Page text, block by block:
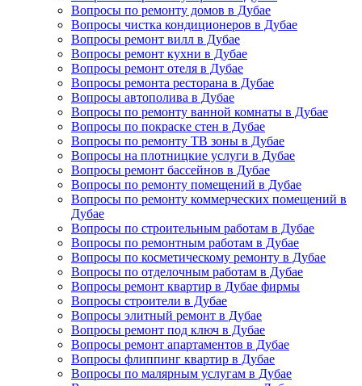
Вопросы по ремонту домов в Дубае
Вопросы чистка кондиционеров в Дубае
Вопросы ремонт вилл в Дубае
Вопросы ремонт кухни в Дубае
Вопросы ремонт отеля в Дубае
Вопросы ремонта ресторана в Дубае
Вопросы автополива в Дубае
Вопросы по ремонту ванной комнаты в Дубае
Вопросы по покраске стен в Дубае
Вопросы по ремонту ТВ зоны в Дубае
Вопросы на плотницкие услуги в Дубае
Вопросы ремонт бассейнов в Дубае
Вопросы по ремонту помещений в Дубае
Вопросы по ремонту коммерческих помещений в
Дубае
Вопросы по строительным работам в Дубае
Вопросы по ремонтным работам в Дубае
Вопросы по косметическому ремонту в Дубае
Вопросы по отделочным работам в Дубае
Вопросы ремонт квартир в Дубае фирмы
Вопросы строители в Дубае
Вопросы элитный ремонт в Дубае
Вопросы ремонт под ключ в Дубае
Вопросы ремонт апартаментов в Дубае
Вопросы флиппинг квартир в Дубае
Вопросы по малярным услугам в Дубае